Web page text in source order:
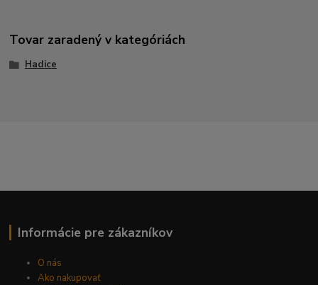
Tovar zaradený v kategóriách
Hadice
Informácie pre zákazníkov
O nás
Ako nakupovať